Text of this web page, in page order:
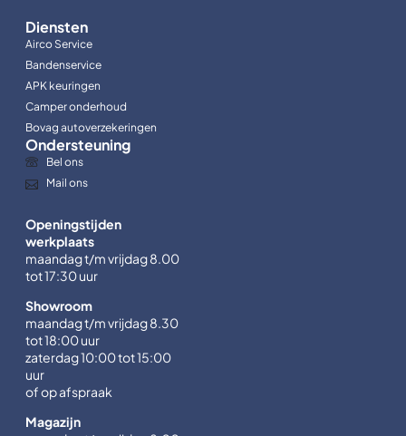
Diensten
Airco Service
Bandenservice
APK keuringen
Camper onderhoud
Bovag autoverzekeringen
Ondersteuning
Bel ons
Mail ons
Openingstijden
werkplaats
maandag t/m vrijdag 8.00
tot 17:30 uur
Showroom
maandag t/m vrijdag 8.30
tot 18:00 uur
zaterdag 10:00 tot 15:00
uur
of op afspraak
Magazijn